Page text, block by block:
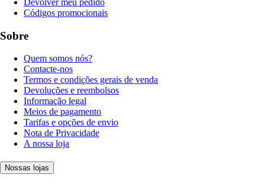
Códigos promocionais
Sobre
Quem somos nós?
Contacte-nos
Termos e condições gerais de venda
Devoluções e reembolsos
Informação legal
Meios de pagamento
Tarifas e opções de envio
Nota de Privacidade
A nossa loja
Nossas lojas